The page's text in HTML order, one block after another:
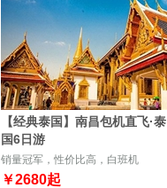
【经典泰国】南昌包机直飞·泰
国6日游
销量冠军，性价比高，白班机
￥2680起